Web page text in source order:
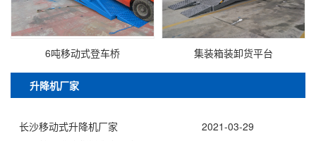
6吨移动式登车桥 集装箱装卸货平台
升降机厂家
2021-03-29
长沙移动式升降机厂家